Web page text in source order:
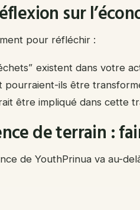
sur
pour réfléchir :
existent dans votre
pourraient-ils être
être impliqué dans cette
de terrain :
de YouthPrinua va au-